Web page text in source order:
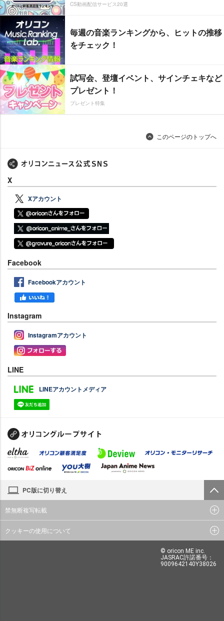
CS動画配信サービス20選
毎週の音楽ランキングから、ヒットの推移
をチェック！
試写会、登壇イベント、サインチェキなど
プレゼント！
プレゼント特集
このページのトップへ
X
Xアカウント
Facebook
Facebookアカウント
Instagram
Instagramアカウント
LINE
LINEアカウントメディア
PC版に切り替え
禁無断複写転載
クッキーの使用について
© oricon ME inc.
JASRAC許諾番号：
9009642140Y38026